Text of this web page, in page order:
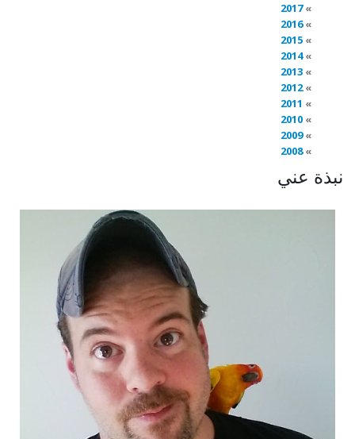
2017
2016
2015
2014
2013
2012
2011
2010
2009
2008
نبذة عني